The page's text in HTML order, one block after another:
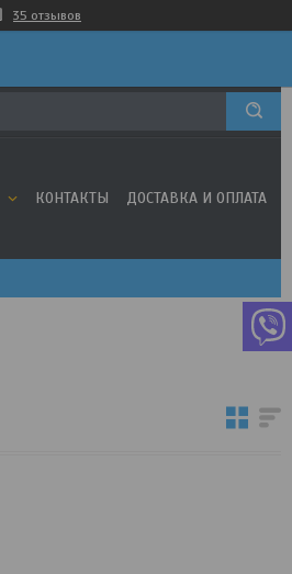
35 отзывов
КОНТАКТЫ ДОСТАВКА И ОПЛАТА